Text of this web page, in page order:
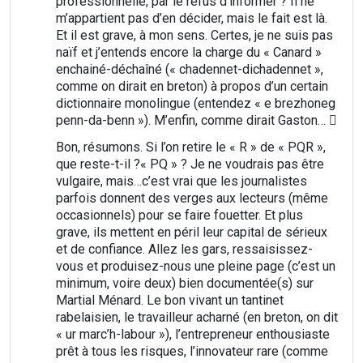
m’appartient pas d’en décider, mais le fait est là.
Et il est grave, à mon sens. Certes, je ne suis pas
naïf et j’entends encore la charge du « Canard »
enchainé-déchaîné (« chadennet-dichadennet »,
comme on dirait en breton) à propos d’un certain
dictionnaire monolingue (entendez « e brezhoneg
penn-da-benn »). M’enfin, comme dirait Gaston… 
Bon, résumons. Si l’on retire le « R » de « PQR »,
que reste-t-il ?« PQ » ? Je ne voudrais pas être
vulgaire, mais…c’est vrai que les journalistes
parfois donnent des verges aux lecteurs (même
occasionnels) pour se faire fouetter. Et plus
grave, ils mettent en péril leur capital de sérieux
et de confiance. Allez les gars, ressaisissez-
vous et produisez-nous une pleine page (c’est un
minimum, voire deux) bien documentée(s) sur
Martial Ménard. Le bon vivant un tantinet
rabelaisien, le travailleur acharné (en breton, on dit
« ur marc’h-labour »), l’entrepreneur enthousiaste
prêt à tous les risques, l’innovateur rare (comme